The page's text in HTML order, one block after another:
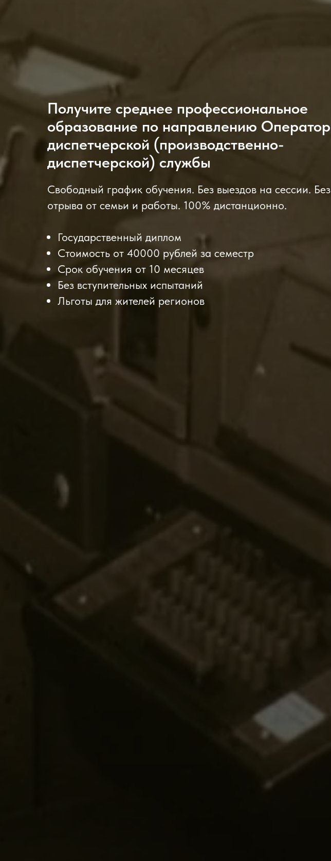
Получите среднее профессиональное
образование по направлению Оператор
диспетчерской (производственно-
диспетчерской) службы
Свободный график обучения. Без выездов на сессии. Без
отрыва от семьи и работы. 100% дистанционно.
Государственный диплом
Стоимость от 40000 рублей за семестр
Срок обучения от 10 месяцев
Без вступительных испытаний
Льготы для жителей регионов